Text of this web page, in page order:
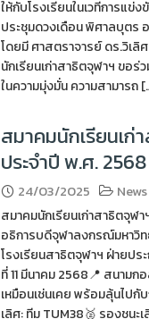
ให้กับโรงเรียนในเวทีการแข่
ประชุมดวงเดือน พิศาลบุตร
โดยมี ศาสตราจารย์ ดร.วิเ
นักเรียนเก่าสาธิตจุฬาฯ ขอ
ในความมุ่งมั่น ความสามารถ
สมาคมนักเรียนเ
ประจำปี พ.ศ. 2568
24/03/2025 News
สมาคมนักเรียนเก่าสาธิตจุฬ
อธิการบดีจุฬาลงกรณ์มหาวิ
โรงเรียนสาธิตจุฬาฯ ฝ่ายปร
ที่ 11 มีนาคม 2568📍 สนาม
เหมือนเช่นเคย พร้อมลุ้นไปกั
เลิศ: ทีม TUM38🥈 รองชน